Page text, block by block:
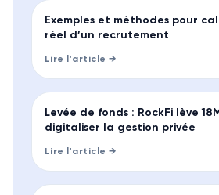
MÉTHODE
Exemples et méthodes pour
réel d’un recrutement
Lire l'article →
LEVÉE
Levée de fonds : RockFi lève
digitaliser la gestion privée
Lire l'article →